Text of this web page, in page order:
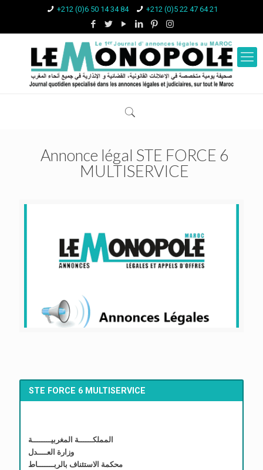
+212 (0)6 50 14 34 84 +212 (0)5 22 47 64 21
Annonce légal STE FORCE 6
MULTISERVICE
STE FORCE 6 MULTISERVICE
المملكــــــة المغربيــــــــة
وزارة العــــدل
محكمة الاستئناف بالربـــــــاط